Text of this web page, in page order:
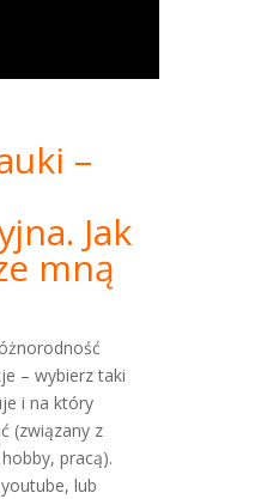
–
Jak
mną
– wybierz taki
i na który
(związany z
pracą).
lub